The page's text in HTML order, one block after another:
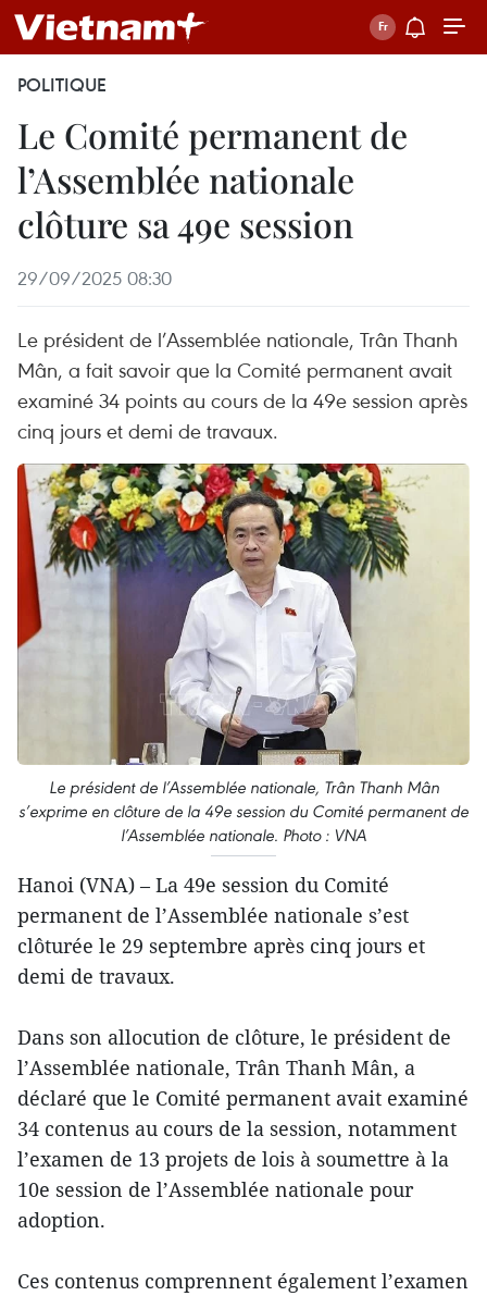
POLITIQUE
Le Comité permanent de
l’Assemblée nationale
clôture sa 49e session
29/09/2025 08:30
Le président de l’Assemblée nationale, Trân Thanh
Mân, a fait savoir que la Comité permanent avait
examiné 34 points au cours de la 49e session après
cinq jours et demi de travaux.
Le président de l’Assemblée nationale, Trân Thanh Mân
s’exprime en clôture de la 49e session du Comité permanent de
l’Assemblée nationale. Photo : VNA
Hanoi (VNA) – La 49e session du Comité
permanent de l’Assemblée nationale s’est
clôturée le 29 septembre après cinq jours et
demi de travaux.
Dans son allocution de clôture, le président de
l’Assemblée nationale, Trân Thanh Mân, a
déclaré que le Comité permanent avait examiné
34 contenus au cours de la session, notamment
l’examen de 13 projets de lois à soumettre à la
10e session de l’Assemblée nationale pour
adoption.
Ces contenus comprennent également l’examen